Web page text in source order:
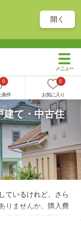
開く
0
条件
0
お気に入り
建て・中古住
ているけれど、さら
りませんか。購入費
売主・代理で取引さ
発生しないので、購